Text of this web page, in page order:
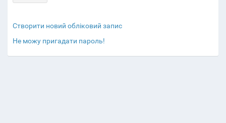
Створити новий обліковий запис
Не можу пригадати пароль!